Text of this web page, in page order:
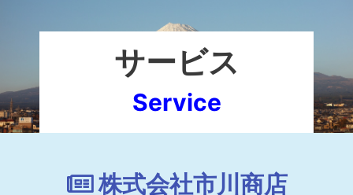
サービス
Service
株式会社市川商店